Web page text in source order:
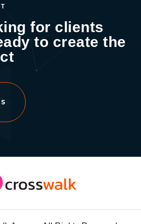
for clients
to create the